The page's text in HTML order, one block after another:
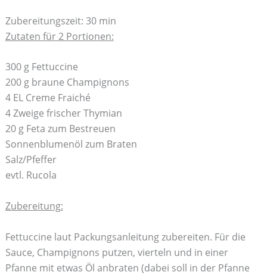
Zubereitungszeit: 30 min
Zutaten für 2 Portionen:
300 g Fettuccine
200 g braune Champignons
4 EL Creme Fraiché
4 Zweige frischer Thymian
20 g Feta zum Bestreuen
Sonnenblumenöl zum Braten
Salz/Pfeffer
evtl. Rucola
Zubereitung:
Fettuccine laut Packungsanleitung zubereiten. Für die
Sauce, Champignons putzen, vierteln und in einer
Pfanne mit etwas Öl anbraten (dabei soll in der Pfanne